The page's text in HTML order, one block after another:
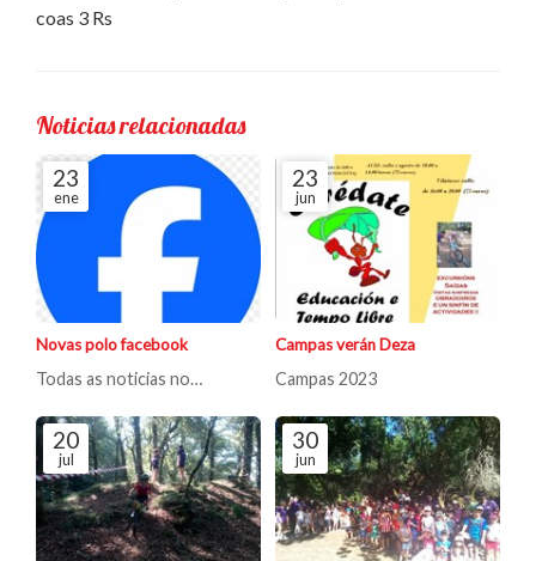
coas 3 Rs
Noticias relacionadas
23
ene
Novas polo facebook
Todas as noticias no
23
jun
Campas verán Deza
Campas 2023
20
jul
30
jun